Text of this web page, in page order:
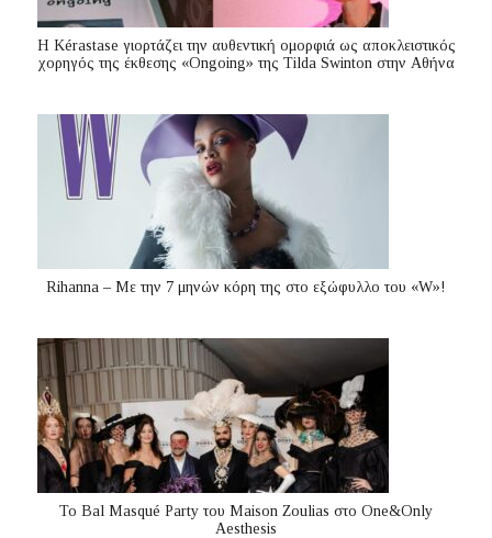
Η Kérastase γιορτάζει την αυθεντική ομορφιά ως αποκλειστικός
χορηγός της έκθεσης «Ongoing» της Tilda Swinton στην Αθήνα
Rihanna – Με την 7 μηνών κόρη της στο εξώφυλλο του «W»!
Το Bal Masqué Party του Maison Zoulias στο One&Only
Aesthesis